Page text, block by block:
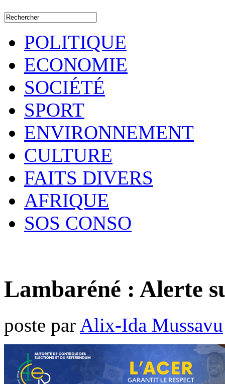
POLITIQUE
ECONOMIE
SOCIÉTÉ
SPORT
ENVIRONNEMENT
CULTURE
FAITS DIVERS
AFRIQUE
SOS CONSO
Lambaréné : Alerte
poste par Alix-Ida Mussavu